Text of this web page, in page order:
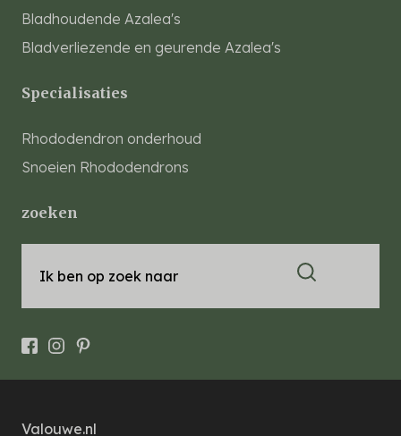
Bladhoudende Azalea's
Bladverliezende en geurende Azalea's
Specialisaties
Rhododendron onderhoud
Snoeien Rhododendrons
zoeken
Ik ben op zoek naar
Valouwe.nl